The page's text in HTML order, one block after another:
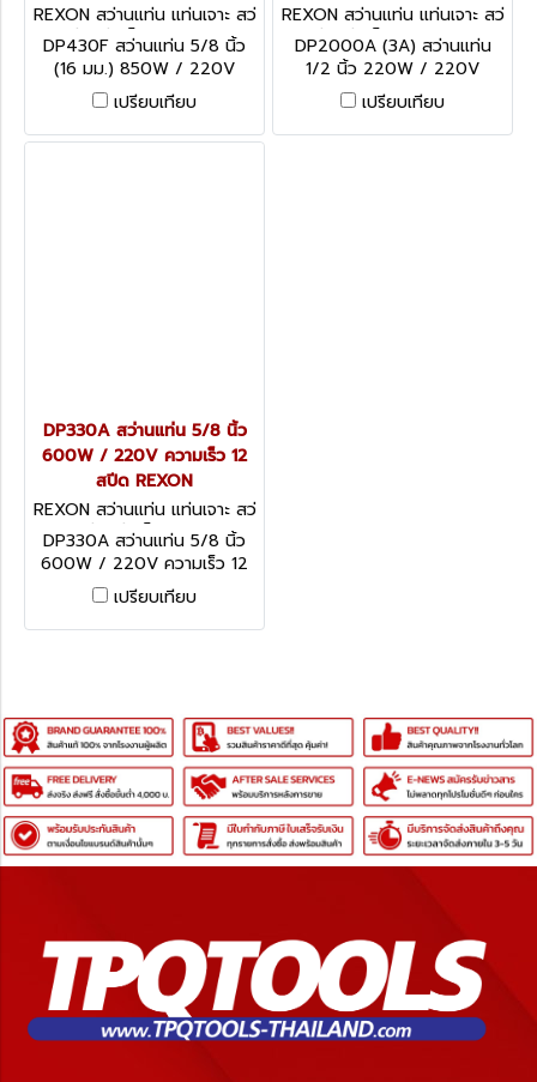
REXON สว่านแท่น แท่นเจาะ สว่
านแท่นแม่เหล็ก DP430F (5/
8")
DP430F สว่านแท่น 5/8 นิ้ว
(16 มม.) 850W / 220V
ความเร็ว 12 สปีด REXON
เปรียบเทียบ
REXON สว่านแท่น แท่นเจาะ สว่
านแท่นแม่เหล็ก DP2000A (3
A)
DP2000A (3A) สว่านแท่น
1/2 นิ้ว 220W / 220V
ความเร็ว 5 สปีด REXON
เปรียบเทียบ
DP330A สว่านแท่น 5/8 นิ้ว
600W / 220V ความเร็ว 12
สปีด REXON
REXON สว่านแท่น แท่นเจาะ สว่
านแท่นแม่เหล็ก DP330A
DP330A สว่านแท่น 5/8 นิ้ว
600W / 220V ความเร็ว 12
สปีด REXON
เปรียบเทียบ